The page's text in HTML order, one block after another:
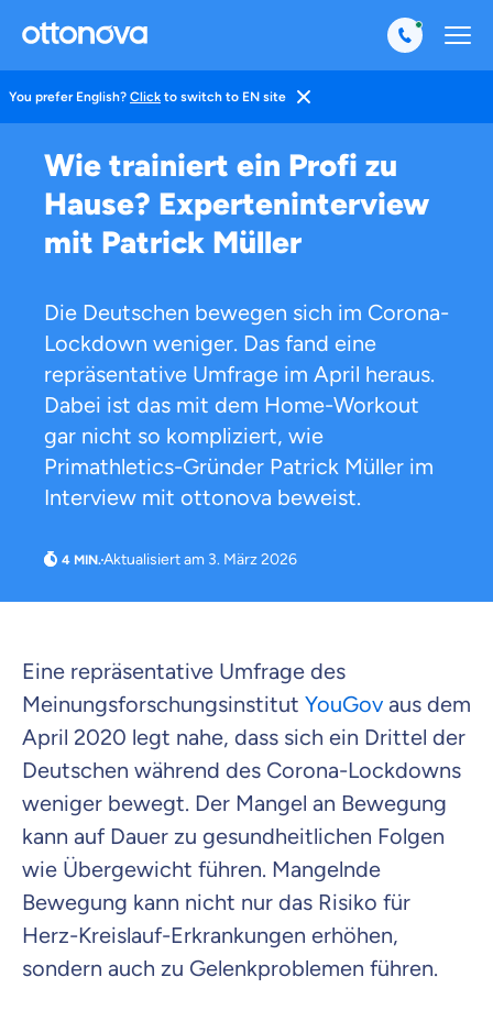
You prefer English? Click to switch to EN site
Gesund Leben
Wie trainiert ein Profi zu
Hause? Experteninterview
mit Patrick Müller
Die Deutschen bewegen sich im Corona-
Lockdown weniger. Das fand eine
repräsentative Umfrage im April heraus.
Dabei ist das mit dem Home-Workout
gar nicht so kompliziert, wie
Primathletics-Gründer Patrick Müller im
Interview mit ottonova beweist.
Aktualisiert am 3. März 2026
Eine repräsentative Umfrage des
Meinungsforschungsinstitut YouGov aus dem
April 2020 legt nahe, dass sich ein Drittel der
Deutschen während des Corona-Lockdowns
weniger bewegt. Der Mangel an Bewegung
kann auf Dauer zu gesundheitlichen Folgen
wie Übergewicht führen. Mangelnde
Bewegung kann nicht nur das Risiko für
Herz-Kreislauf-Erkrankungen erhöhen,
sondern auch zu Gelenkproblemen führen.
du dich gut beraten fühlst.
Objektive und faire Beratung
Wir möchten, dass du dich aus Überzeugung für
uns entscheidest.
Vergleich mit anderen Tarifen am Markt
Wir helfen dir dabei Unterschiede in
Versicherungen zu verstehen
Wozu dürfen wir dich beraten?
Versicherungsprodukt wählen